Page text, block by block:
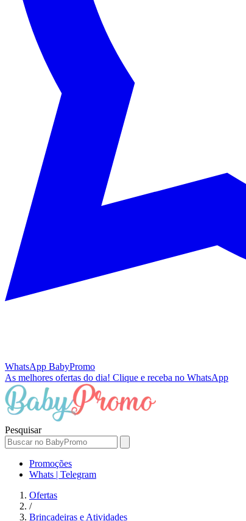
WhatsApp BabyPromo
As melhores ofertas do dia! Clique e receba no WhatsApp
Pesquisar
Promoções
Whats | Telegram
Ofertas
/
Brincadeiras e Atividades